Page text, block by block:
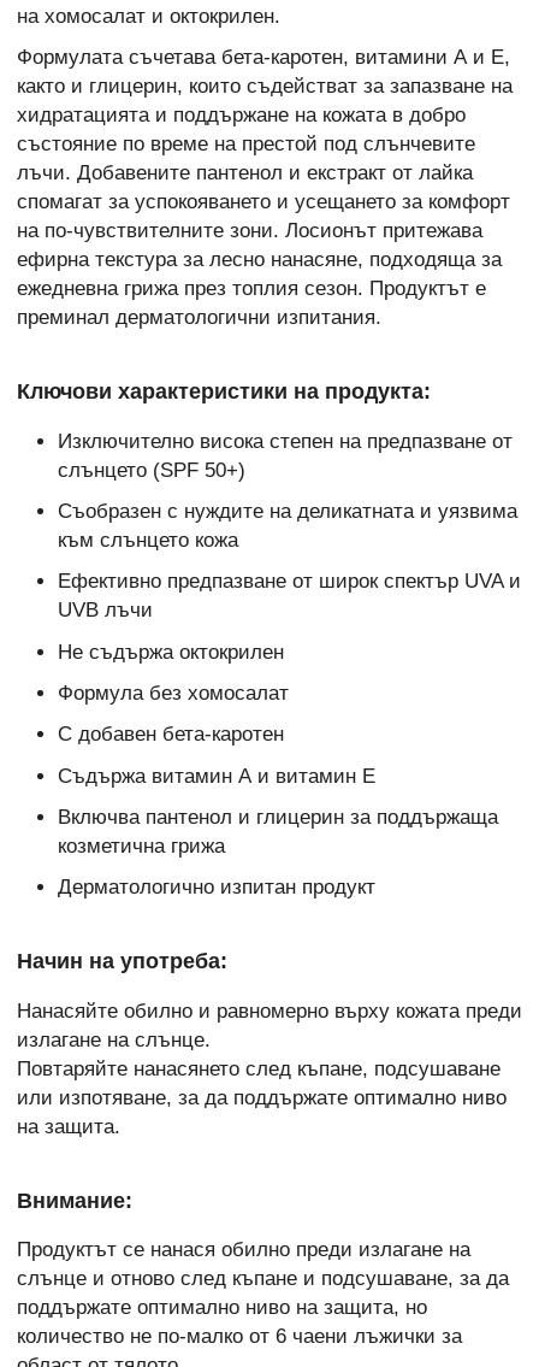
на хомосалат и октокрилен.
Формулата съчетава бета-каротен, витамини А и Е,
както и глицерин, които съдействат за запазване на
хидратацията и поддържане на кожата в добро
състояние по време на престой под слънчевите
лъчи. Добавените пантенол и екстракт от лайка
спомагат за успокояването и усещането за комфорт
на по-чувствителните зони. Лосионът притежава
ефирна текстура за лесно нанасяне, подходяща за
ежедневна грижа през топлия сезон. Продуктът е
преминал дерматологични изпитания.
Ключови характеристики на продукта:
Изключително висока степен на предпазване от
слънцето (SPF 50+)
Съобразен с нуждите на деликатната и уязвима
към слънцето кожа
Ефективно предпазване от широк спектър UVA и
UVB лъчи
Не съдържа октокрилен
Формула без хомосалат
С добавен бета-каротен
Съдържа витамин А и витамин Е
Включва пантенол и глицерин за поддържаща
козметична грижа
Дерматологично изпитан продукт
Начин на употреба:
Нанасяйте обилно и равномерно върху кожата преди
излагане на слънце.
Повтаряйте нанасянето след къпане, подсушаване
или изпотяване, за да поддържате оптимално ниво
на защита.
Внимание:
Продуктът се нанася обилно преди излагане на
слънце и отново след къпане и подсушаване, за да
поддържате оптимално ниво на защита, но
количество не по-малко от 6 чаени лъжички за